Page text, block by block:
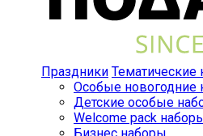
Праздники Тематические
Особые новогодние
Детские особые
Welcome pack